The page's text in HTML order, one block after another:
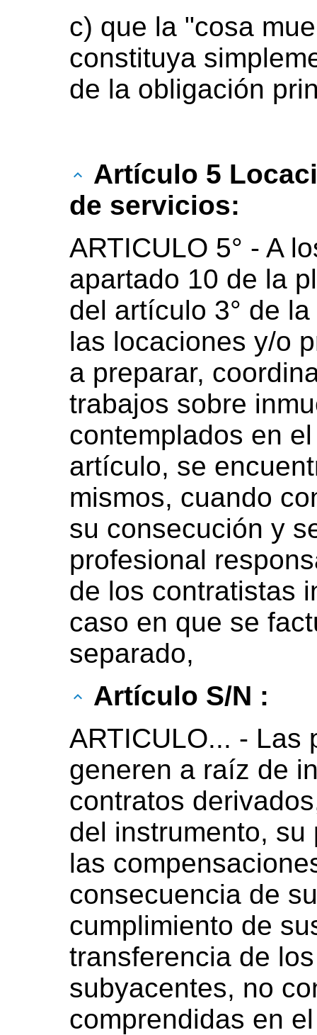
c) que la "cosa
constituya
de la obligación
Artículo 5
de servicios:
ARTICULO 5° - A
apartado 10 de la
del artículo 3° de
las locaciones y/o
a preparar,
trabajos sobre
contemplados en
artículo, se
mismos, cuando
su consecución y
profesional
de los contratistas
caso en que se
separado,
Artículo S/N :
ARTICULO... - Las
generen a raíz de
contratos
del instrumento,
las
consecuencia de
cumplimiento de
transferencia de
subyacentes, no
comprendidas en